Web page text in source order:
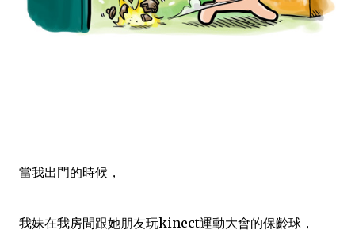
當我出門的時候，
我妹在我房間跟她朋友玩kinect運動大會的保齡球，